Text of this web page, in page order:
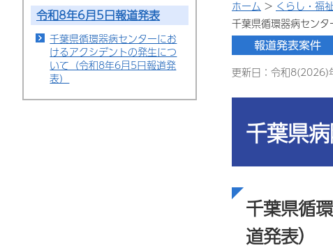
令和8年6月5日報道発表
千葉県循環器病センターにお
けるアクシデントの発生につ
いて（令和8年6月5日報道発
表）
ホーム > くらし・福
千葉県循環器病セン
更新日：令和8(2026)
千葉県
千葉県循
道発表）